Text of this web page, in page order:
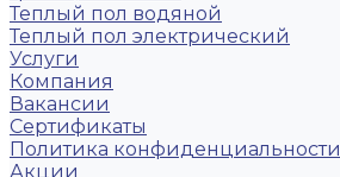
Теплый пол водяной
Теплый пол электрический
Услуги
Компания
Вакансии
Сертификаты
Политика конфиденциальности
Акции